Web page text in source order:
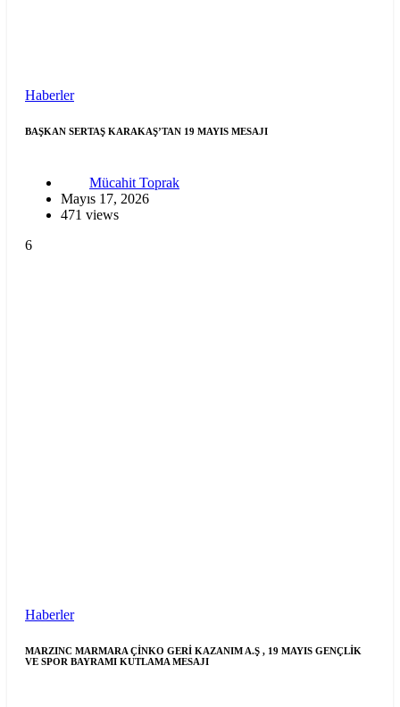
Haberler
BAŞKAN SERTAŞ KARAKAŞ’TAN 19 MAYIS MESAJI
Mücahit Toprak
Mayıs 17, 2026
471 views
6
Haberler
MARZINC MARMARA ÇİNKO GERİ KAZANIM A.Ş , 19 MAYIS GENÇLİK
VE SPOR BAYRAMI KUTLAMA MESAJI